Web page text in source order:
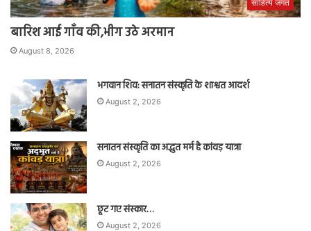
साहित्य जगत
बारिश आई गाँव की,भीग उठे अरमान
August 8, 2026
भगवान शिव: सनातन संस्कृति के शाश्वत आदर्श
August 2, 2026
सनातन संस्कृति का अद्भुत मर्म है कांवड़ यात्रा
August 2, 2026
छूट गए संस्कार…
August 2, 2026